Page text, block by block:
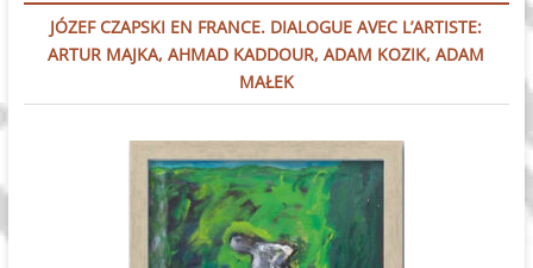
JÓZEF CZAPSKI EN FRANCE. DIALOGUE AVEC L’ARTISTE:
ARTUR MAJKA, AHMAD KADDOUR, ADAM KOZIK, ADAM
MAŁEK